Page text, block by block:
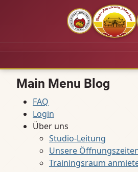
Main Menu Blog
FAQ
Login
Über uns
Studio-Leitung
Unsere
Trainingsraum